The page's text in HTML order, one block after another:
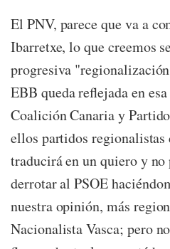
El PNV, parece que va a
Ibarretxe, lo que creemos
progresiva
EBB queda reflejada en
Coalición Canaria y
ellos partidos regionalistas
traducirá en un quiero y no
derrotar al PSOE
nuestra opinión, más
Nacionalista Vasca; pero